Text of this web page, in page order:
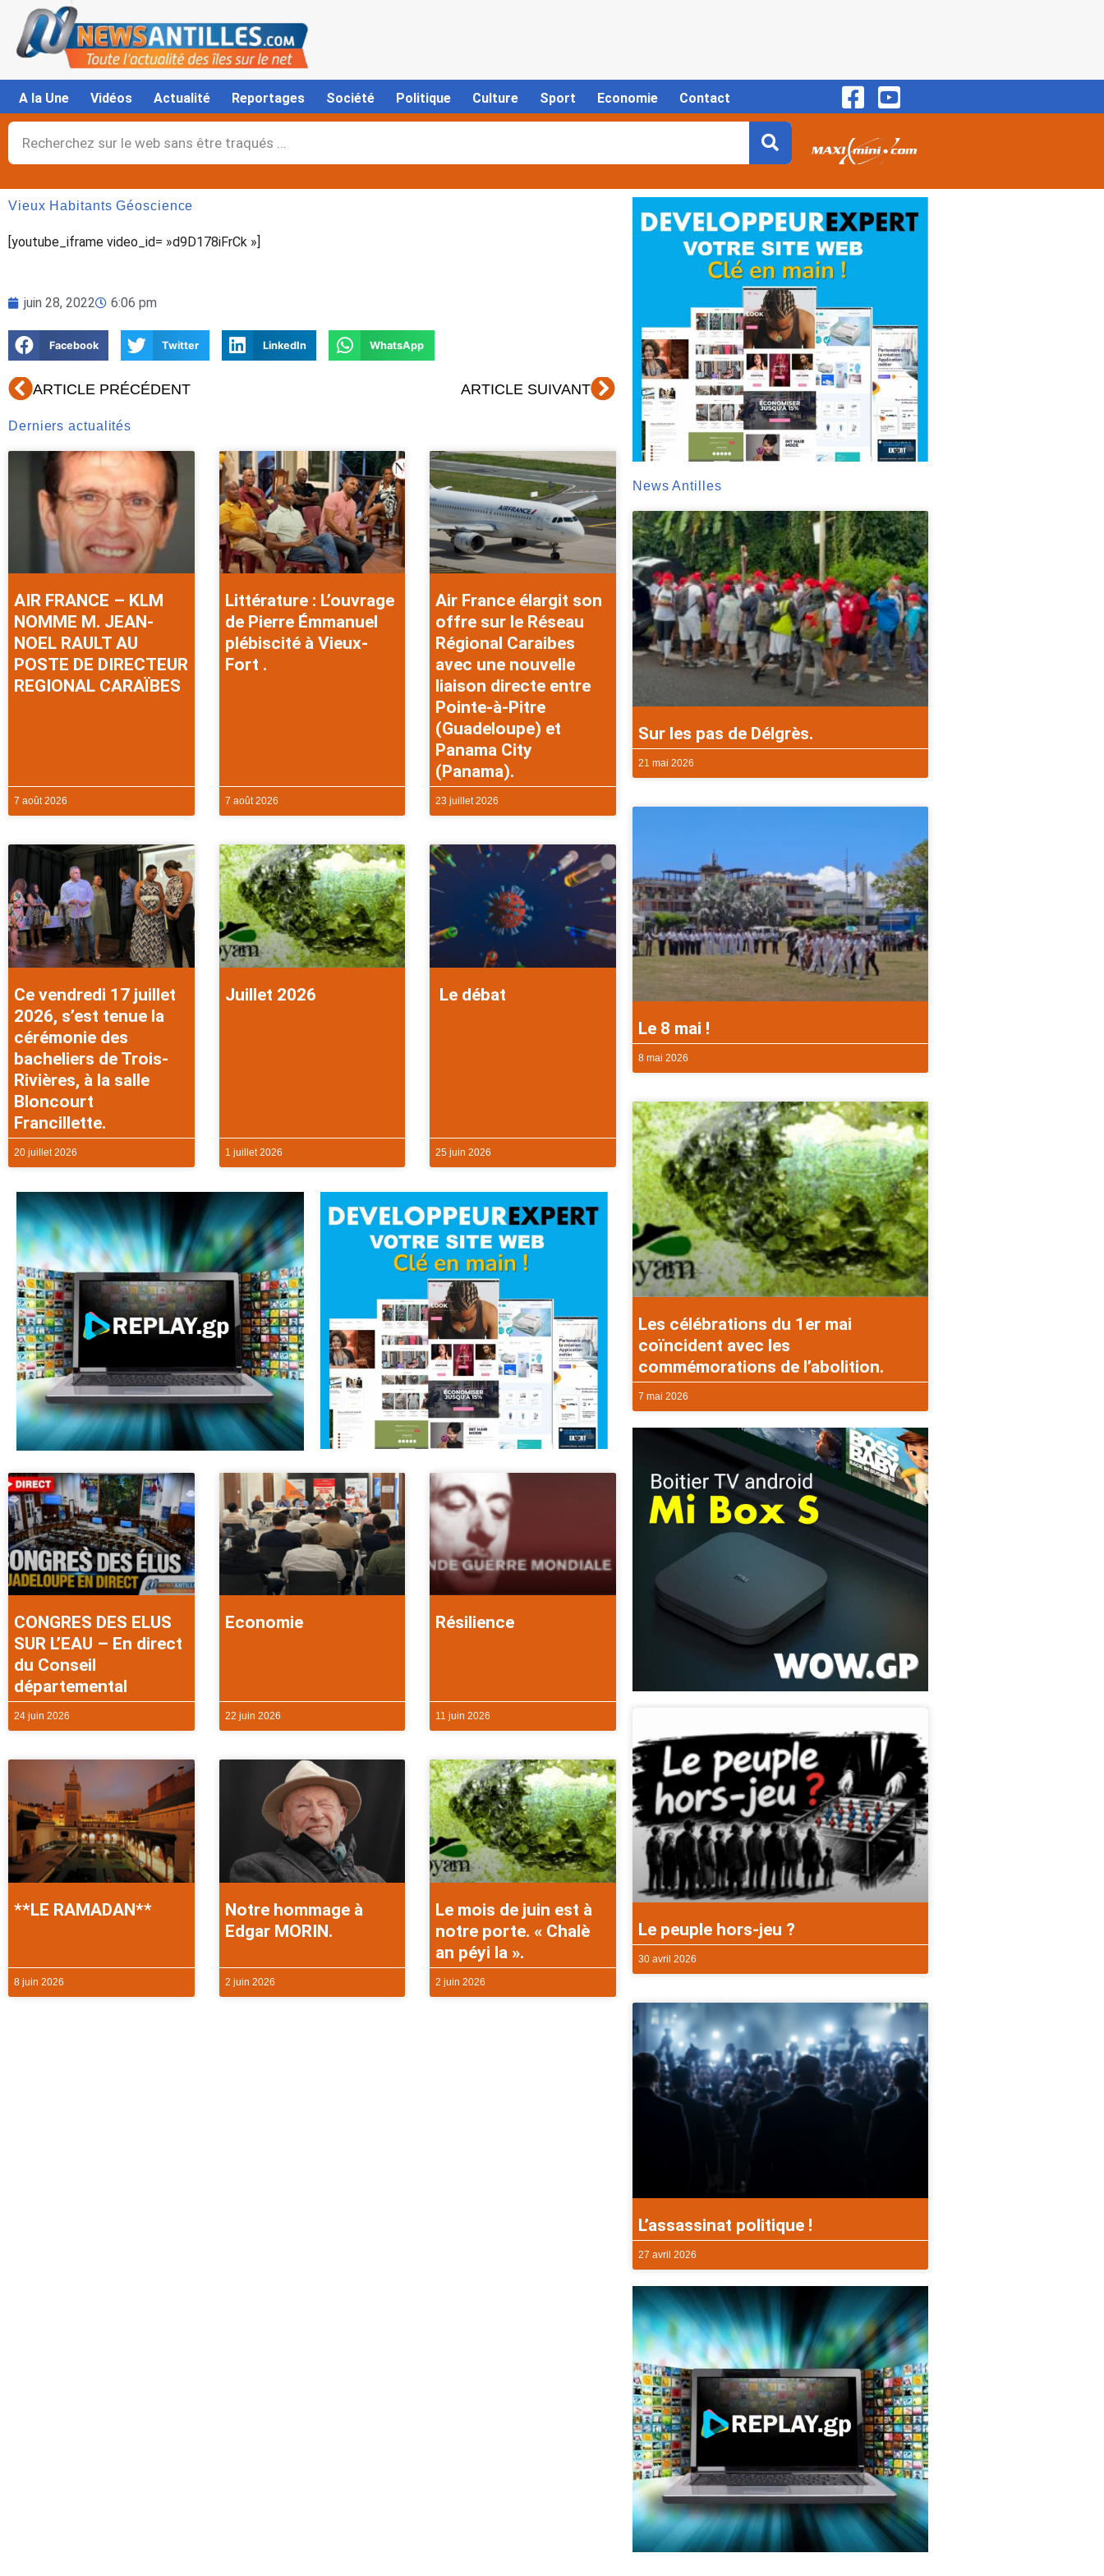
contenu
A la Une Vidéos Actualité Reportages Société Politique Culture Sport Economie Contact
Rechercher
Vieux Habitants Géoscience
[youtube_iframe video_id= »d9D178iFrCk »]
juin 28, 2022 6:06 pm
Facebook Twitter LinkedIn WhatsApp
Précédent
ARTICLE PRÉCÉDENT ARTICLE SUIVANTSuivant
Derniers actualités
AIR FRANCE – KLM
NOMME M. JEAN-
NOEL RAULT AU
POSTE DE DIRECTEUR
REGIONAL CARAÏBES
7 août 2026
Littérature : L’ouvrage
de Pierre Émmanuel
plébiscité à Vieux-
Fort .
7 août 2026
Air France élargit son
offre sur le Réseau
Régional Caraibes
avec une nouvelle
liaison directe entre
Pointe-à-Pitre
(Guadeloupe) et
Panama City
(Panama).
23 juillet 2026
Ce vendredi 17 juillet
2026, s’est tenue la
cérémonie des
bacheliers de Trois-
Rivières, à la salle
Bloncourt
Francillette.
20 juillet 2026
Juillet 2026
1 juillet 2026
Le débat
25 juin 2026
CONGRES DES ELUS
SUR L’EAU – En direct
du Conseil
départemental
24 juin 2026
Economie
22 juin 2026
Résilience
11 juin 2026
**LE RAMADAN**
8 juin 2026
Notre hommage à
Edgar MORIN.
2 juin 2026
Le mois de juin est à
notre porte. « Chalè
an péyi la ».
2 juin 2026
News Antilles
Sur les pas de Délgrès.
21 mai 2026
Le 8 mai !
8 mai 2026
Les célébrations du 1er mai
coïncident avec les
commémorations de l’abolition.
7 mai 2026
Le peuple hors-jeu ?
30 avril 2026
L’assassinat politique !
27 avril 2026